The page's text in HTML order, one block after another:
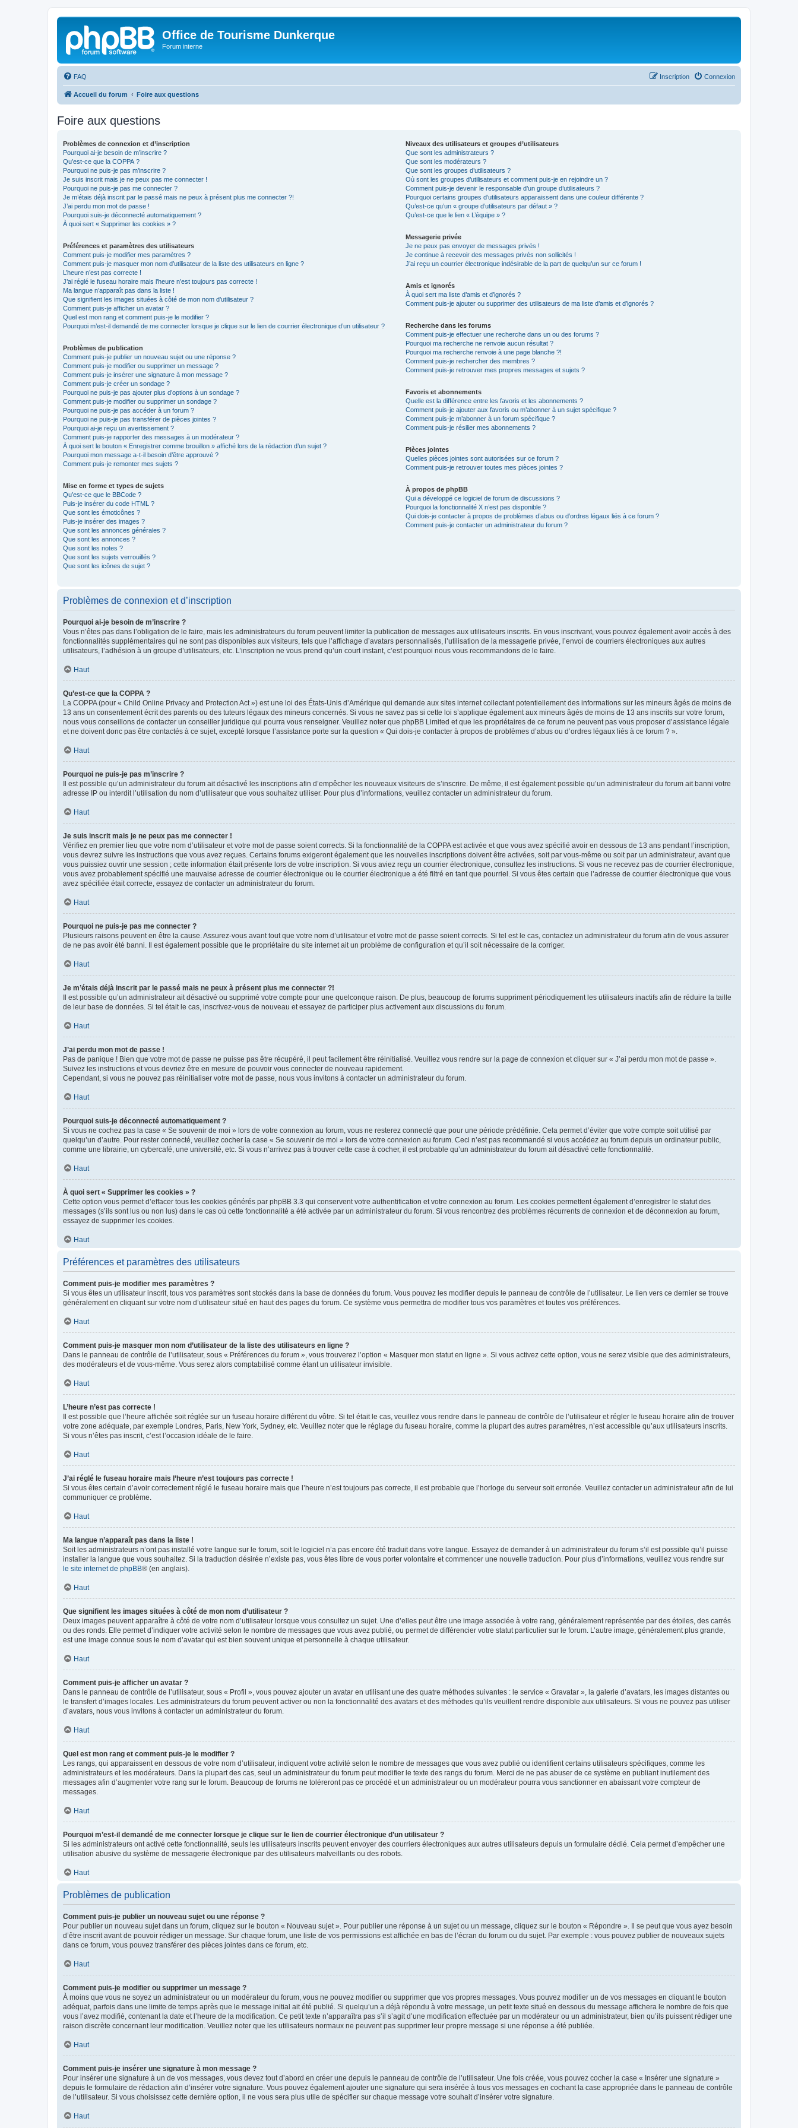
Office de Tourisme Dunkerque
Forum interne
FAQ Connexion
Inscription
Accueil du forum Foire aux questions
Foire aux questions
Problèmes de connexion et d’inscription
Pourquoi ai-je besoin de m’inscrire ?
Qu’est-ce que la COPPA ?
Pourquoi ne puis-je pas m’inscrire ?
Je suis inscrit mais je ne peux pas me connecter !
Pourquoi ne puis-je pas me connecter ?
Je m’étais déjà inscrit par le passé mais ne peux à présent plus me connecter ?!
J’ai perdu mon mot de passe !
Pourquoi suis-je déconnecté automatiquement ?
À quoi sert « Supprimer les cookies » ?
Préférences et paramètres des utilisateurs
Comment puis-je modifier mes paramètres ?
Comment puis-je masquer mon nom d’utilisateur de la liste des utilisateurs en ligne ?
L’heure n’est pas correcte !
J’ai réglé le fuseau horaire mais l’heure n’est toujours pas correcte !
Ma langue n’apparaît pas dans la liste !
Que signifient les images situées à côté de mon nom d’utilisateur ?
Comment puis-je afficher un avatar ?
Quel est mon rang et comment puis-je le modifier ?
Pourquoi m’est-il demandé de me connecter lorsque je clique sur le lien de courrier électronique d’un utilisateur ?
Problèmes de publication
Comment puis-je publier un nouveau sujet ou une réponse ?
Comment puis-je modifier ou supprimer un message ?
Comment puis-je insérer une signature à mon message ?
Comment puis-je créer un sondage ?
Pourquoi ne puis-je pas ajouter plus d’options à un sondage ?
Comment puis-je modifier ou supprimer un sondage ?
Pourquoi ne puis-je pas accéder à un forum ?
Pourquoi ne puis-je pas transférer de pièces jointes ?
Pourquoi ai-je reçu un avertissement ?
Comment puis-je rapporter des messages à un modérateur ?
À quoi sert le bouton « Enregistrer comme brouillon » affiché lors de la rédaction d’un sujet ?
Pourquoi mon message a-t-il besoin d’être approuvé ?
Comment puis-je remonter mes sujets ?
Mise en forme et types de sujets
Qu’est-ce que le BBCode ?
Puis-je insérer du code HTML ?
Que sont les émoticônes ?
Puis-je insérer des images ?
Que sont les annonces générales ?
Que sont les annonces ?
Que sont les notes ?
Que sont les sujets verrouillés ?
Que sont les icônes de sujet ?
Niveaux des utilisateurs et groupes d’utilisateurs
Que sont les administrateurs ?
Que sont les modérateurs ?
Que sont les groupes d’utilisateurs ?
Où sont les groupes d’utilisateurs et comment puis-je en rejoindre un ?
Comment puis-je devenir le responsable d’un groupe d’utilisateurs ?
Pourquoi certains groupes d’utilisateurs apparaissent dans une couleur différente ?
Qu’est-ce qu’un « groupe d’utilisateurs par défaut » ?
Qu’est-ce que le lien « L’équipe » ?
Messagerie privée
Je ne peux pas envoyer de messages privés !
Je continue à recevoir des messages privés non sollicités !
J’ai reçu un courrier électronique indésirable de la part de quelqu’un sur ce forum !
Amis et ignorés
À quoi sert ma liste d’amis et d’ignorés ?
Comment puis-je ajouter ou supprimer des utilisateurs de ma liste d’amis et d’ignorés ?
Recherche dans les forums
Comment puis-je effectuer une recherche dans un ou des forums ?
Pourquoi ma recherche ne renvoie aucun résultat ?
Pourquoi ma recherche renvoie à une page blanche ?!
Comment puis-je rechercher des membres ?
Comment puis-je retrouver mes propres messages et sujets ?
Favoris et abonnements
Quelle est la différence entre les favoris et les abonnements ?
Comment puis-je ajouter aux favoris ou m’abonner à un sujet spécifique ?
Comment puis-je m’abonner à un forum spécifique ?
Comment puis-je résilier mes abonnements ?
Pièces jointes
Quelles pièces jointes sont autorisées sur ce forum ?
Comment puis-je retrouver toutes mes pièces jointes ?
À propos de phpBB
Qui a développé ce logiciel de forum de discussions ?
Pourquoi la fonctionnalité X n’est pas disponible ?
Qui dois-je contacter à propos de problèmes d’abus ou d’ordres légaux liés à ce forum ?
Comment puis-je contacter un administrateur du forum ?
Problèmes de connexion et d’inscription
Pourquoi ai-je besoin de m’inscrire ?
Vous n’êtes pas dans l’obligation de le faire, mais les administrateurs du forum peuvent limiter la publication de messages aux utilisateurs inscrits. En vous inscrivant, vous pouvez également avoir accès à des
fonctionnalités supplémentaires qui ne sont pas disponibles aux visiteurs, tels que l’affichage d’avatars personnalisés, l’utilisation de la messagerie privée, l’envoi de courriers électroniques aux autres
utilisateurs, l’adhésion à un groupe d’utilisateurs, etc. L’inscription ne vous prend qu’un court instant, c’est pourquoi nous vous recommandons de le faire.
Haut
Qu’est-ce que la COPPA ?
La COPPA (pour « Child Online Privacy and Protection Act ») est une loi des États-Unis d’Amérique qui demande aux sites internet collectant potentiellement des informations sur les mineurs âgés de moins de
13 ans un consentement écrit des parents ou des tuteurs légaux des mineurs concernés. Si vous ne savez pas si cette loi s’applique également aux mineurs âgés de moins de 13 ans inscrits sur votre forum,
nous vous conseillons de contacter un conseiller juridique qui pourra vous renseigner. Veuillez noter que phpBB Limited et que les propriétaires de ce forum ne peuvent pas vous proposer d’assistance légale
et ne doivent donc pas être contactés à ce sujet, excepté lorsque l’assistance porte sur la question « Qui dois-je contacter à propos de problèmes d’abus ou d’ordres légaux liés à ce forum ? ».
Haut
Pourquoi ne puis-je pas m’inscrire ?
Il est possible qu’un administrateur du forum ait désactivé les inscriptions afin d’empêcher les nouveaux visiteurs de s’inscrire. De même, il est également possible qu’un administrateur du forum ait banni votre
adresse IP ou interdit l’utilisation du nom d’utilisateur que vous souhaitez utiliser. Pour plus d’informations, veuillez contacter un administrateur du forum.
Haut
Je suis inscrit mais je ne peux pas me connecter !
Vérifiez en premier lieu que votre nom d’utilisateur et votre mot de passe soient corrects. Si la fonctionnalité de la COPPA est activée et que vous avez spécifié avoir en dessous de 13 ans pendant l’inscription,
vous devrez suivre les instructions que vous avez reçues. Certains forums exigeront également que les nouvelles inscriptions doivent être activées, soit par vous-même ou soit par un administrateur, avant que
vous puissiez ouvrir une session ; cette information était présente lors de votre inscription. Si vous aviez reçu un courrier électronique, consultez les instructions. Si vous ne recevez pas de courrier électronique,
vous avez probablement spécifié une mauvaise adresse de courrier électronique ou le courrier électronique a été filtré en tant que pourriel. Si vous êtes certain que l’adresse de courrier électronique que vous
avez spécifiée était correcte, essayez de contacter un administrateur du forum.
Haut
Pourquoi ne puis-je pas me connecter ?
Plusieurs raisons peuvent en être la cause. Assurez-vous avant tout que votre nom d’utilisateur et votre mot de passe soient corrects. Si tel est le cas, contactez un administrateur du forum afin de vous assurer
de ne pas avoir été banni. Il est également possible que le propriétaire du site internet ait un problème de configuration et qu’il soit nécessaire de la corriger.
Haut
Je m’étais déjà inscrit par le passé mais ne peux à présent plus me connecter ?!
Il est possible qu’un administrateur ait désactivé ou supprimé votre compte pour une quelconque raison. De plus, beaucoup de forums suppriment périodiquement les utilisateurs inactifs afin de réduire la taille
de leur base de données. Si tel était le cas, inscrivez-vous de nouveau et essayez de participer plus activement aux discussions du forum.
Haut
J’ai perdu mon mot de passe !
Pas de panique ! Bien que votre mot de passe ne puisse pas être récupéré, il peut facilement être réinitialisé. Veuillez vous rendre sur la page de connexion et cliquer sur « J’ai perdu mon mot de passe ».
Suivez les instructions et vous devriez être en mesure de pouvoir vous connecter de nouveau rapidement.
Cependant, si vous ne pouvez pas réinitialiser votre mot de passe, nous vous invitons à contacter un administrateur du forum.
Haut
Pourquoi suis-je déconnecté automatiquement ?
Si vous ne cochez pas la case « Se souvenir de moi » lors de votre connexion au forum, vous ne resterez connecté que pour une période prédéfinie. Cela permet d’éviter que votre compte soit utilisé par
quelqu’un d’autre. Pour rester connecté, veuillez cocher la case « Se souvenir de moi » lors de votre connexion au forum. Ceci n’est pas recommandé si vous accédez au forum depuis un ordinateur public,
comme une librairie, un cybercafé, une université, etc. Si vous n’arrivez pas à trouver cette case à cocher, il est probable qu’un administrateur du forum ait désactivé cette fonctionnalité.
Haut
À quoi sert « Supprimer les cookies » ?
Cette option vous permet d’effacer tous les cookies générés par phpBB 3.3 qui conservent votre authentification et votre connexion au forum. Les cookies permettent également d’enregistrer le statut des
messages (s’ils sont lus ou non lus) dans le cas où cette fonctionnalité a été activée par un administrateur du forum. Si vous rencontrez des problèmes récurrents de connexion et de déconnexion au forum,
essayez de supprimer les cookies.
Haut
Préférences et paramètres des utilisateurs
Comment puis-je modifier mes paramètres ?
Si vous êtes un utilisateur inscrit, tous vos paramètres sont stockés dans la base de données du forum. Vous pouvez les modifier depuis le panneau de contrôle de l’utilisateur. Le lien vers ce dernier se trouve
généralement en cliquant sur votre nom d’utilisateur situé en haut des pages du forum. Ce système vous permettra de modifier tous vos paramètres et toutes vos préférences.
Haut
Comment puis-je masquer mon nom d’utilisateur de la liste des utilisateurs en ligne ?
Dans le panneau de contrôle de l’utilisateur, sous « Préférences du forum », vous trouverez l’option « Masquer mon statut en ligne ». Si vous activez cette option, vous ne serez visible que des administrateurs,
des modérateurs et de vous-même. Vous serez alors comptabilisé comme étant un utilisateur invisible.
Haut
L’heure n’est pas correcte !
Il est possible que l’heure affichée soit réglée sur un fuseau horaire différent du vôtre. Si tel était le cas, veuillez vous rendre dans le panneau de contrôle de l’utilisateur et régler le fuseau horaire afin de trouver
votre zone adéquate, par exemple Londres, Paris, New York, Sydney, etc. Veuillez noter que le réglage du fuseau horaire, comme la plupart des autres paramètres, n’est accessible qu’aux utilisateurs inscrits.
Si vous n’êtes pas inscrit, c’est l’occasion idéale de le faire.
Haut
J’ai réglé le fuseau horaire mais l’heure n’est toujours pas correcte !
Si vous êtes certain d’avoir correctement réglé le fuseau horaire mais que l’heure n’est toujours pas correcte, il est probable que l’horloge du serveur soit erronée. Veuillez contacter un administrateur afin de lui
communiquer ce problème.
Haut
Ma langue n’apparaît pas dans la liste !
Soit les administrateurs n’ont pas installé votre langue sur le forum, soit le logiciel n’a pas encore été traduit dans votre langue. Essayez de demander à un administrateur du forum s’il est possible qu’il puisse
installer la langue que vous souhaitez. Si la traduction désirée n’existe pas, vous êtes libre de vous porter volontaire et commencer une nouvelle traduction. Pour plus d’informations, veuillez vous rendre sur
le site internet de phpBB® (en anglais).
Haut
Que signifient les images situées à côté de mon nom d’utilisateur ?
Deux images peuvent apparaître à côté de votre nom d’utilisateur lorsque vous consultez un sujet. Une d’elles peut être une image associée à votre rang, généralement représentée par des étoiles, des carrés
ou des ronds. Elle permet d’indiquer votre activité selon le nombre de messages que vous avez publié, ou permet de différencier votre statut particulier sur le forum. L’autre image, généralement plus grande,
est une image connue sous le nom d’avatar qui est bien souvent unique et personnelle à chaque utilisateur.
Haut
Comment puis-je afficher un avatar ?
Dans le panneau de contrôle de l’utilisateur, sous « Profil », vous pouvez ajouter un avatar en utilisant une des quatre méthodes suivantes : le service « Gravatar », la galerie d’avatars, les images distantes ou
le transfert d’images locales. Les administrateurs du forum peuvent activer ou non la fonctionnalité des avatars et des méthodes qu’ils veuillent rendre disponible aux utilisateurs. Si vous ne pouvez pas utiliser
d’avatars, nous vous invitons à contacter un administrateur du forum.
Haut
Quel est mon rang et comment puis-je le modifier ?
Les rangs, qui apparaissent en dessous de votre nom d’utilisateur, indiquent votre activité selon le nombre de messages que vous avez publié ou identifient certains utilisateurs spécifiques, comme les
administrateurs et les modérateurs. Dans la plupart des cas, seul un administrateur du forum peut modifier le texte des rangs du forum. Merci de ne pas abuser de ce système en publiant inutilement des
messages afin d’augmenter votre rang sur le forum. Beaucoup de forums ne toléreront pas ce procédé et un administrateur ou un modérateur pourra vous sanctionner en abaissant votre compteur de
messages.
Haut
Pourquoi m’est-il demandé de me connecter lorsque je clique sur le lien de courrier électronique d’un utilisateur ?
Si les administrateurs ont activé cette fonctionnalité, seuls les utilisateurs inscrits peuvent envoyer des courriers électroniques aux autres utilisateurs depuis un formulaire dédié. Cela permet d’empêcher une
utilisation abusive du système de messagerie électronique par des utilisateurs malveillants ou des robots.
Haut
Problèmes de publication
Comment puis-je publier un nouveau sujet ou une réponse ?
Pour publier un nouveau sujet dans un forum, cliquez sur le bouton « Nouveau sujet ». Pour publier une réponse à un sujet ou un message, cliquez sur le bouton « Répondre ». Il se peut que vous ayez besoin
d’être inscrit avant de pouvoir rédiger un message. Sur chaque forum, une liste de vos permissions est affichée en bas de l’écran du forum ou du sujet. Par exemple : vous pouvez publier de nouveaux sujets
dans ce forum, vous pouvez transférer des pièces jointes dans ce forum, etc.
Haut
Comment puis-je modifier ou supprimer un message ?
À moins que vous ne soyez un administrateur ou un modérateur du forum, vous ne pouvez modifier ou supprimer que vos propres messages. Vous pouvez modifier un de vos messages en cliquant le bouton
adéquat, parfois dans une limite de temps après que le message initial ait été publié. Si quelqu’un a déjà répondu à votre message, un petit texte situé en dessous du message affichera le nombre de fois que
vous l’avez modifié, contenant la date et l’heure de la modification. Ce petit texte n’apparaîtra pas s’il s’agit d’une modification effectuée par un modérateur ou un administrateur, bien qu’ils puissent rédiger une
raison discrète concernant leur modification. Veuillez noter que les utilisateurs normaux ne peuvent pas supprimer leur propre message si une réponse a été publiée.
Haut
Comment puis-je insérer une signature à mon message ?
Pour insérer une signature à un de vos messages, vous devez tout d’abord en créer une depuis le panneau de contrôle de l’utilisateur. Une fois créée, vous pouvez cocher la case « Insérer une signature »
depuis le formulaire de rédaction afin d’insérer votre signature. Vous pouvez également ajouter une signature qui sera insérée à tous vos messages en cochant la case appropriée dans le panneau de contrôle
de l’utilisateur. Si vous choisissez cette dernière option, il ne vous sera plus utile de spécifier sur chaque message votre souhait d’insérer votre signature.
Haut